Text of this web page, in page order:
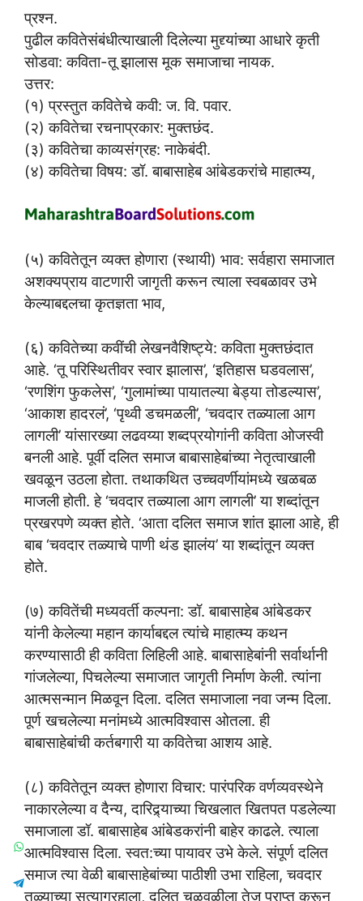
प्रश्न.
पुढील कवितेसंबंधीत्याखाली दिलेल्या मुद्द्यांच्या आधारे कृती
सोडवा: कविता-तू झालास मूक समाजाचा नायक.
उत्तर:
(१) प्रस्तुत कवितेचे कवी: ज. वि. पवार.
(२) कवितेचा रचनाप्रकार: मुक्तछंद.
(३) कवितेचा काव्यसंग्रह: नाकेबंदी.
(४) कवितेचा विषय: डॉ. बाबासाहेब आंबेडकरांचे माहात्म्य,
(५) कवितेतून व्यक्त होणारा (स्थायी) भाव: सर्वहारा समाजात
अशक्यप्राय वाटणारी जागृती करून त्याला स्वबळावर उभे
केल्याबद्दलचा कृतज्ञता भाव,
(६) कवितेच्या कवींची लेखनवैशिष्ट्ये: कविता मुक्तछंदात
आहे. ‘तू परिस्थितीवर स्वार झालास’, ‘इतिहास घडवलास’,
‘रणशिंग फुकलेस’, ‘गुलामांच्या पायातल्या बेड्या तोडल्यास’,
‘आकाश हादरलं’, ‘पृथ्वी डचमळली’, ‘चवदार तळ्याला आग
लागली’ यांसारख्या लढवय्या शब्दप्रयोगांनी कविता ओजस्वी
बनली आहे. पूर्वी दलित समाज बाबासाहेबांच्या नेतृत्वाखाली
खवळून उठला होता. तथाकथित उच्चवर्णीयांमध्ये खळबळ
माजली होती. हे ‘चवदार तळ्याला आग लागली’ या शब्दांतून
प्रखरपणे व्यक्त होते. ‘आता दलित समाज शांत झाला आहे, ही
बाब ‘चवदार तळ्याचे पाणी थंड झालंय’ या शब्दांतून व्यक्त
होते.
(७) कवितेंची मध्यवर्ती कल्पना: डॉ. बाबासाहेब आंबेडकर
यांनी केलेल्या महान कार्याबद्दल त्यांचे माहात्म्य कथन
करण्यासाठी ही कविता लिहिली आहे. बाबासाहेबांनी सर्वार्थानी
गांजलेल्या, पिचलेल्या समाजात जागृती निर्माण केली. त्यांना
आत्मसन्मान मिळवून दिला. दलित समाजाला नवा जन्म दिला.
पूर्ण खचलेल्या मनांमध्ये आत्मविश्वास ओतला. ही
बाबासाहेबांची कर्तबगारी या कवितेचा आशय आहे.
(८) कवितेतून व्यक्त होणारा विचार: पारंपरिक वर्णव्यवस्थेने
नाकारलेल्या व दैन्य, दारिद्र्याच्या चिखलात खितपत पडलेल्या
समाजाला डॉ. बाबासाहेब आंबेडकरांनी बाहेर काढले. त्याला
आत्मविश्वास दिला. स्वत:च्या पायावर उभे केले. संपूर्ण दलित
समाज त्या वेळी बाबासाहेबांच्या पाठीशी उभा राहिला, चवदार
तळ्याच्या सत्याग्रहाला, दलित चळवळीला तेज प्राप्त करून